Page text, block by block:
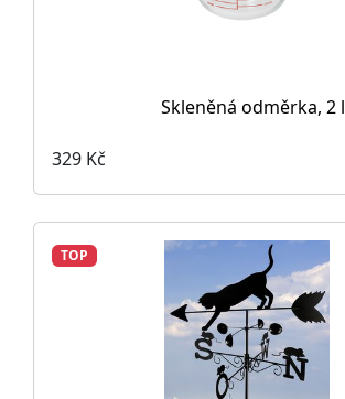
Skleněná odměrka, 2 l
329 Kč
TOP